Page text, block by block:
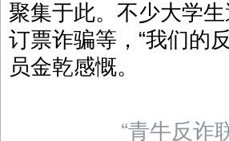
聚集于此。不少大学
订票诈骗等，“我们的
员金乾感慨。
“青牛反诈